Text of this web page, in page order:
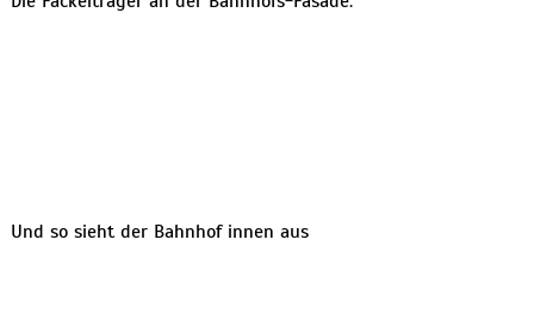
Und so sieht der Bahnhof innen aus